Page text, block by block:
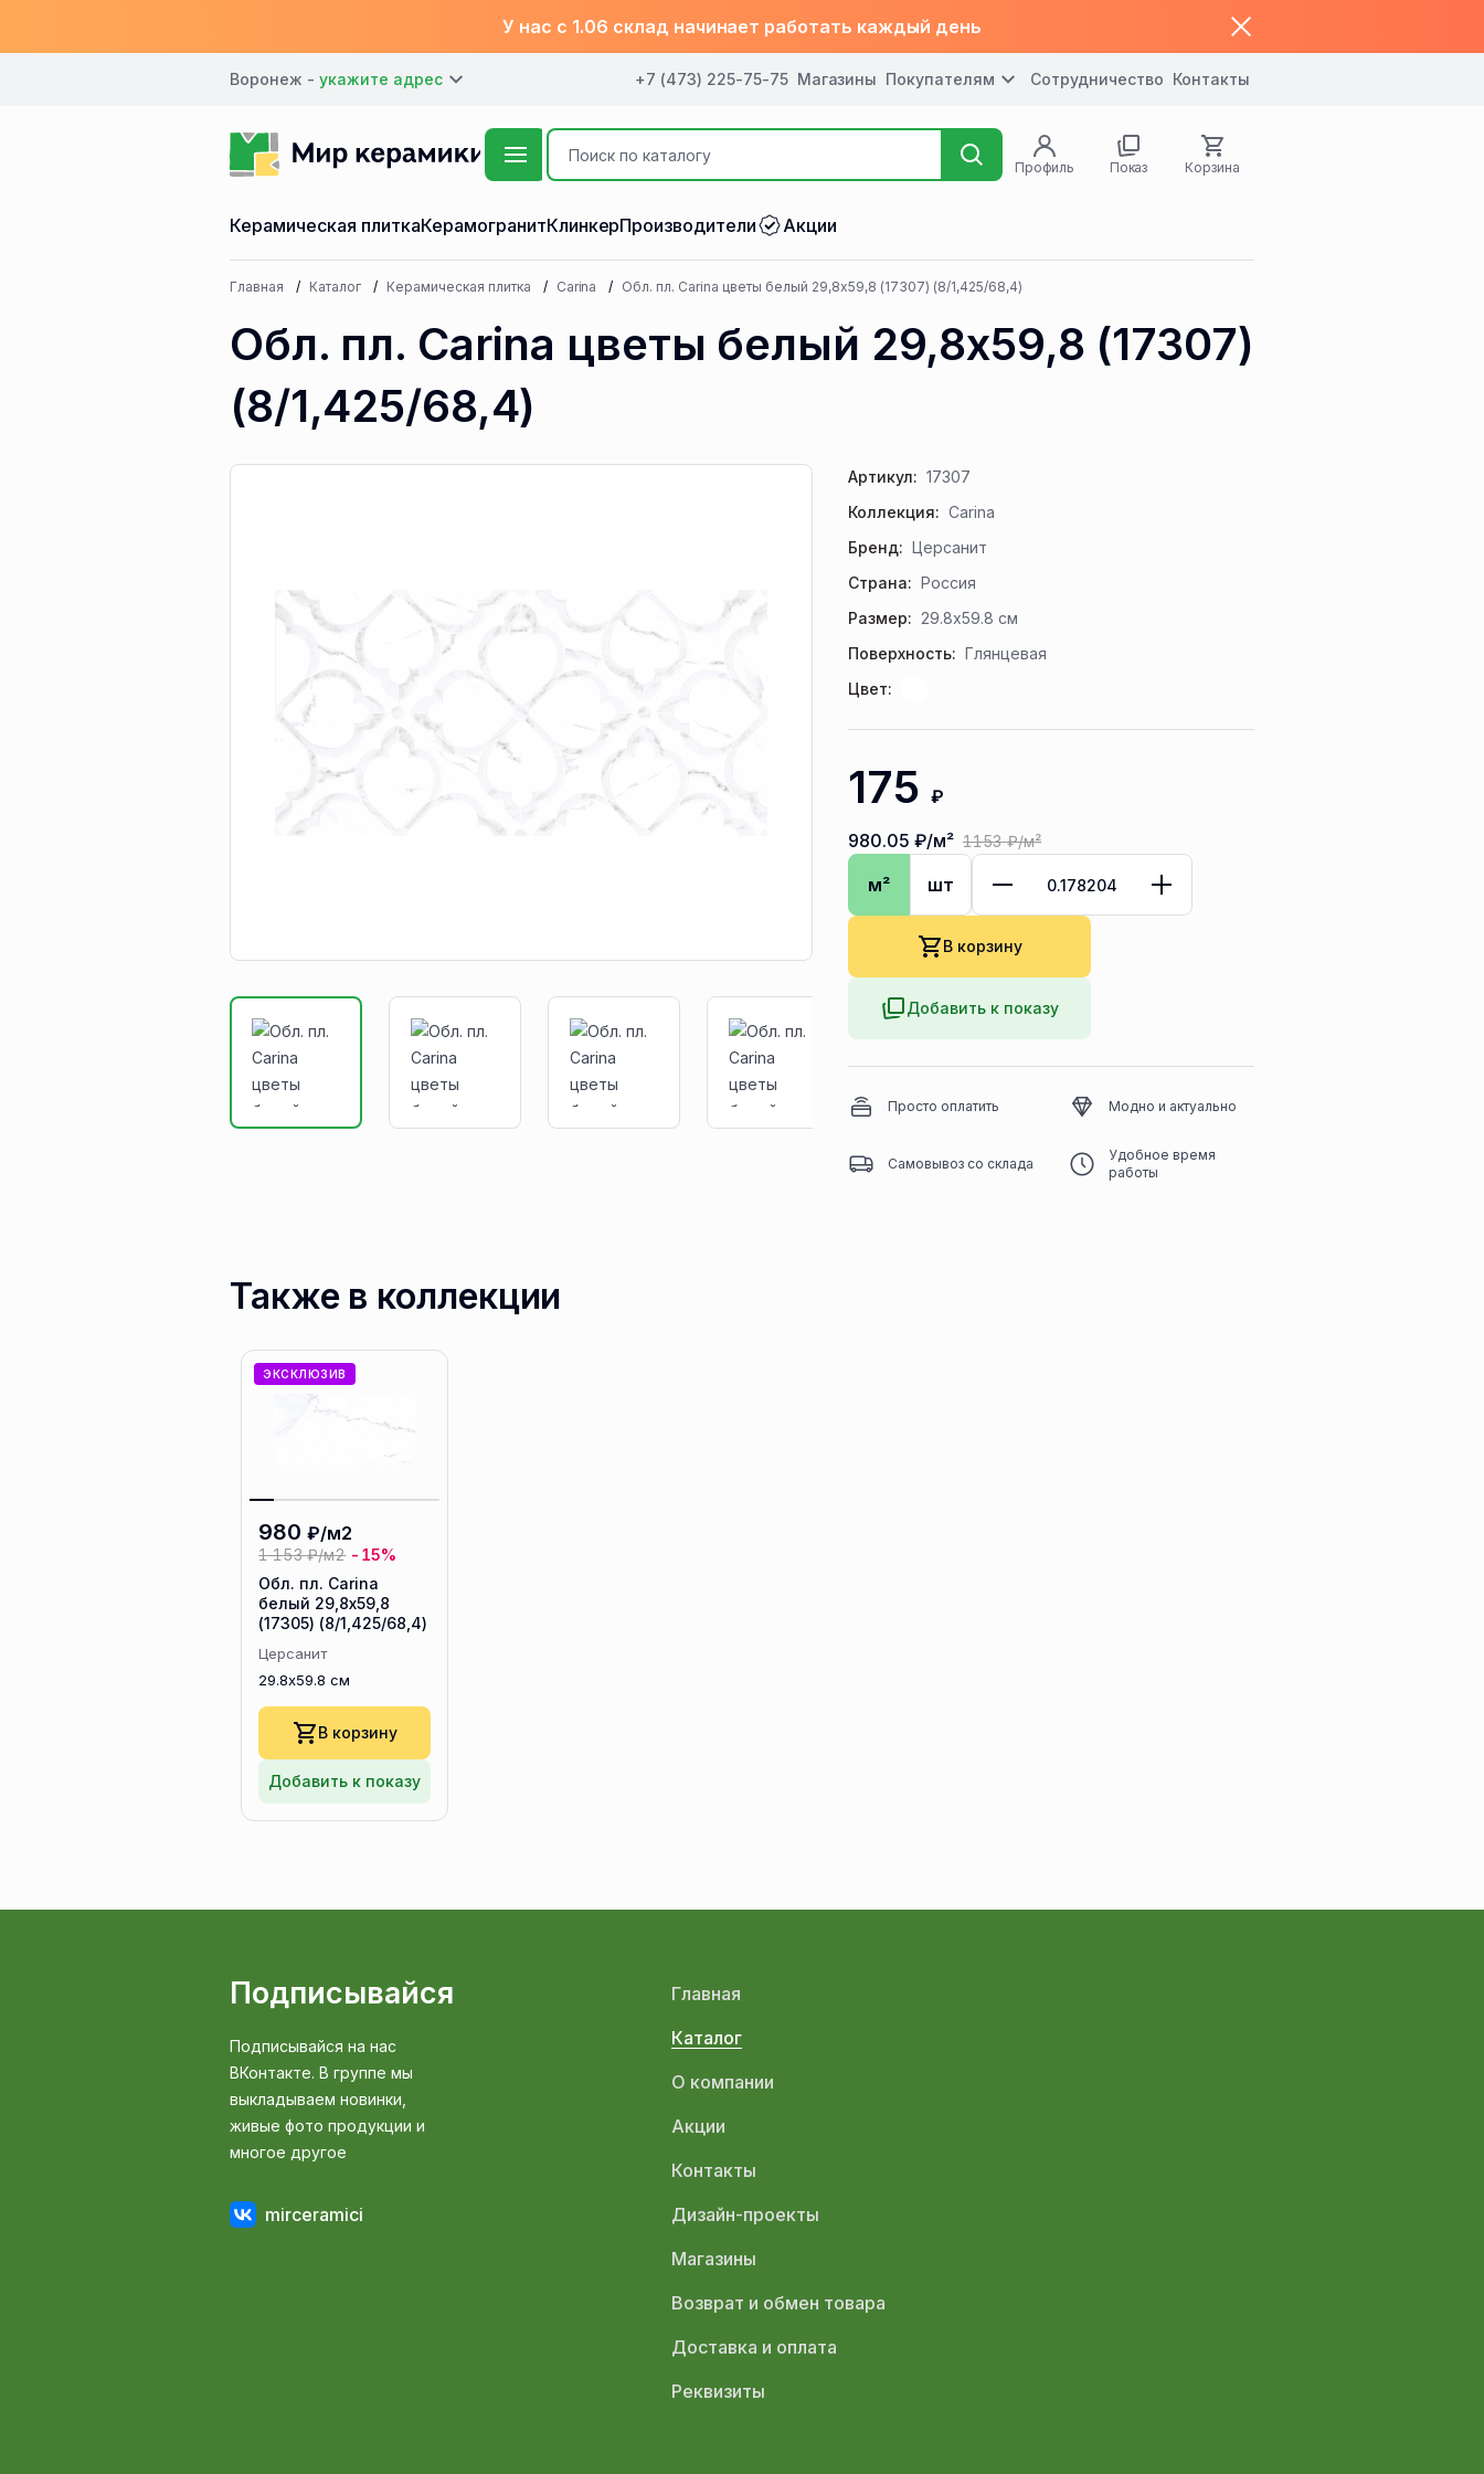
У нас с 1.06 склад начинает работать каждый день
Воронеж - +7 (473) 225-75-75 Магазины Покупателям Сотрудничество Контакты
Профиль Показ Корзина
Керамическая плиткаКерамогранитКлинкерПроизводители Акции
Главная Каталог Керамическая плитка Carina Обл. пл. Carina цветы белый 29,8x59,8 (17307) (8/1,425/68,4)
Обл. пл. Carina цветы белый 29,8x59,8 (17307)
(8/1,425/68,4)
Артикул: 17307
Коллекция: Carina
Бренд: Церсанит
Страна: Россия
Размер: 29.8x59.8 см
Поверхность: Глянцевая
Цвет:
175 ₽
980.05 ₽/м² 1153 ₽/м²
м² шт
В корзину
Добавить к показу
Просто оплатить Модно и актуально
Самовывоз со склада
Удобное время
работы
Также в коллекции
ЭКСКЛЮЗИВ
980 ₽/м2
1 153 ₽/м2 -15%
Обл. пл. Carina
белый 29,8x59,8
(17305) (8/1,425/68,4)
Церсанит
29.8x59.8 см
В корзину
Добавить к показу
Подписывайся
Подписывайся на нас
ВКонтакте. В группе мы
выкладываем новинки,
живые фото продукции и
многое другое
mirceramici
Главная
Каталог
О компании
Акции
Контакты
Дизайн-проекты
Магазины
Возврат и обмен товара
Доставка и оплата
Реквизиты